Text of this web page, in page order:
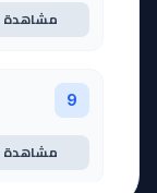
مشاهدة
9
مشاهدة